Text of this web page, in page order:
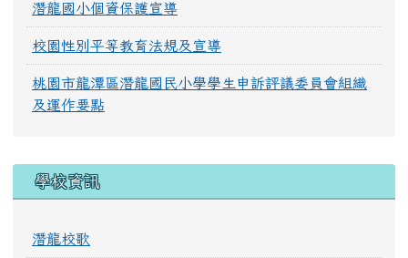
潛龍國小個資保護宣導
校園性別平等教育法規及宣導
桃園市龍潭區潛龍國民小學學生申訴評議委員會組織
及運作要點
學校資訊
潛龍校歌